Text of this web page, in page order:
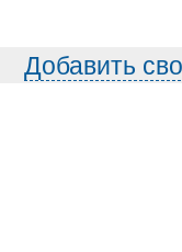
Добавить